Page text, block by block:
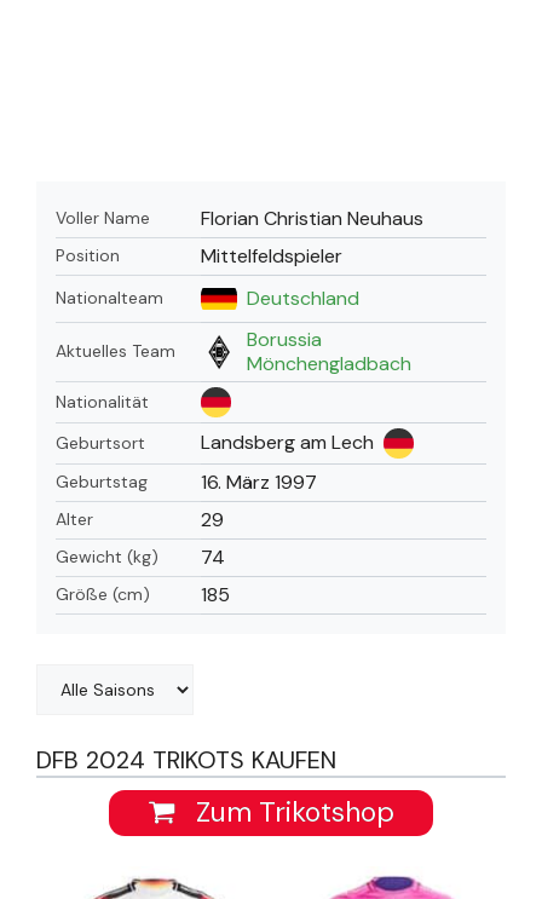
Voller Name Florian Christian Neuhaus
Position Mittelfeldspieler
Nationalteam Deutschland
Aktuelles Team
Borussia
Mönchengladbach
Nationalität
Geburtsort
Landsberg am Lech
Geburtstag 16. März 1997
Alter 29
Gewicht (kg) 74
Größe (cm) 185
DFB 2024 TRIKOTS KAUFEN
Zum Trikotshop